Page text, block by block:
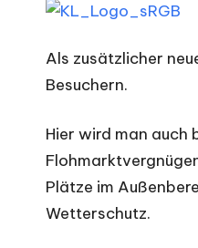
ä
r
k
t
e
Als zusätzlicher
Besuchern.
Hier wird man auch
Plätze im
Wetterschutz.